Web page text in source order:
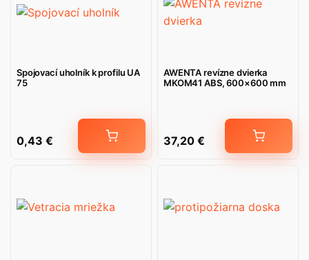
Spojovací uholník k profilu UA
75
0,43 €
AWENTA revízne dvierka
MKOM41 ABS, 600×600 mm
37,20 €